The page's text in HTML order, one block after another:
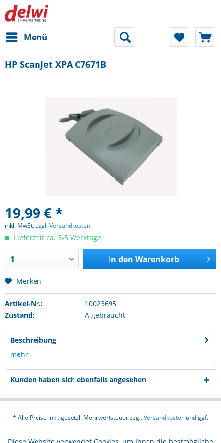
Menü
HP ScanJet XPA C7671B
19,99 € *
inkl. MwSt.zzgl. Versandkosten
Lieferzeit ca. 3-5 Werktage
In den Warenkorb
Merken
Artikel-Nr.:
10023695
Zustand:
A gebraucht
Beschreibung
mehr
Kunden haben sich ebenfalls angesehen
* Alle Preise inkl. gesetzl. Mehrwertsteuer zzgl.Versandkosten und ggf.